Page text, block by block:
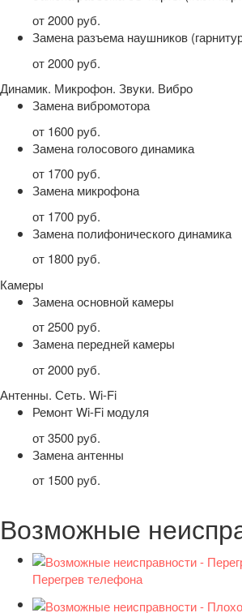
от 2000 руб.
Замена разъема наушников
от 2000 руб.
Динамик. Микрофон. Звуки. Вибро
Замена вибромотора
от 1600 руб.
Замена голосового динамика
от 1700 руб.
Замена микрофона
от 1700 руб.
Замена полифонического динамика
от 1800 руб.
Камеры
Замена основной камеры
от 2500 руб.
Замена передней камеры
от 2000 руб.
Антенны. Сеть. Wi-Fi
Ремонт Wi-Fi модуля
от 3500 руб.
Замена антенны
от 1500 руб.
Возможные
Перегрев телефона